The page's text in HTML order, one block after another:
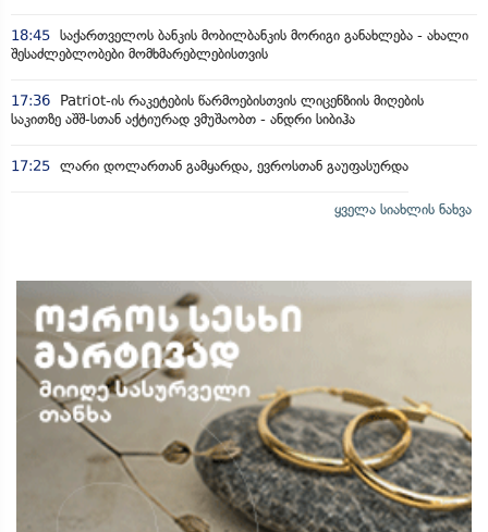
18:45 საქართველოს ბანკის მობილბანკის მორიგი განახლება - ახალი
შესაძლებლობები მომხმარებლებისთვის
17:36
Patriot-ის რაკეტების წარმოებისთვის ლიცენზიის მიღების
საკითზე აშშ-სთან აქტიურად ვმუშაობთ - ანდრი სიბიჰა
17:25 ლარი დოლართან გამყარდა, ევროსთან გაუფასურდა
ყველა სიახლის ნახვა